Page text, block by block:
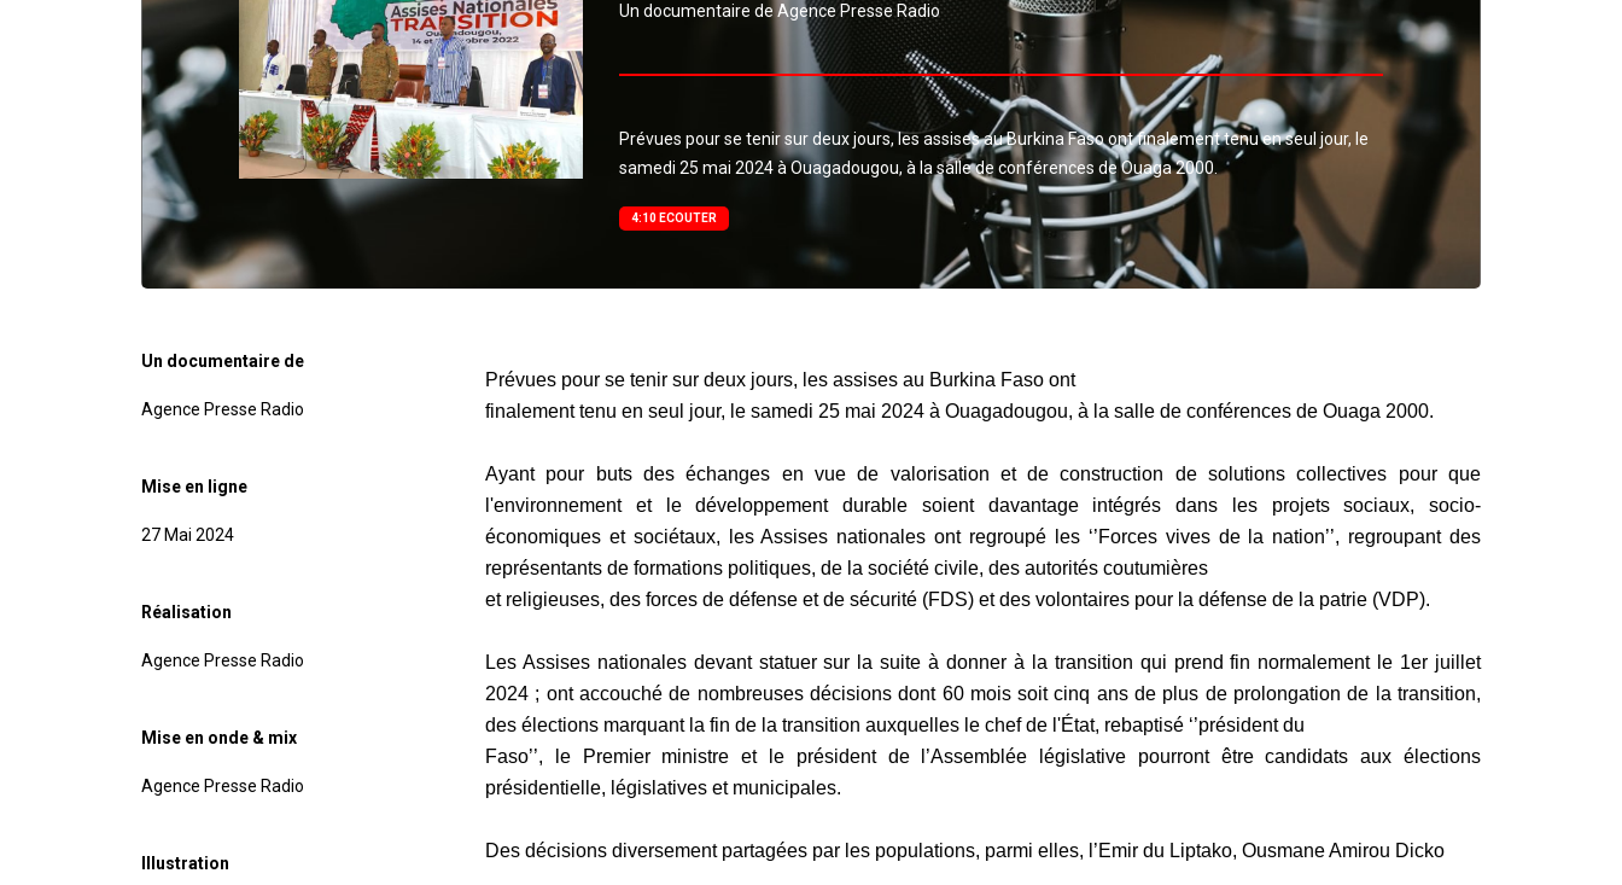
Un documentaire de Agence Presse Radio
Prévues pour se tenir sur deux jours, les assises au Burkina Faso ont finalement tenu en seul jour, le
samedi 25 mai 2024 à Ouagadougou, à la salle de conférences de Ouaga 2000.
4:10 ECOUTER
Un documentaire de
Agence Presse Radio
Mise en ligne
27 Mai 2024
Réalisation
Agence Presse Radio
Mise en onde & mix
Agence Presse Radio
Illustration
Prévues pour se tenir sur deux jours, les assises au Burkina Faso ont
finalement tenu en seul jour, le samedi 25 mai 2024 à Ouagadougou, à la salle de conférences de Ouaga 2000.
Ayant pour buts des échanges en vue de valorisation et de construction
de solutions collectives pour que
l'environnement et le développement
durable soient davantage intégrés dans les projets sociaux,
socio-
économiques et sociétaux, les Assises nationales ont regroupé
les ‘’Forces vives de la nation’’, regroupant des
représentants de formations politiques, de la société civile, des autorités coutumières
et religieuses, des forces de défense et de sécurité (FDS) et des volontaires pour la défense de la patrie (VDP).
Les Assises nationales devant statuer sur la suite à donner à la transition qui prend fin normalement le 1er juillet
2024 ; ont accouché de nombreuses décisions dont 60 mois soit cinq ans de plus de prolongation de la transition,
des élections marquant la fin de la transition auxquelles le chef de l'État, rebaptisé ‘’président du
Faso’’, le Premier ministre et le président de l’Assemblée législative
pourront être candidats aux élections
présidentielle, législatives et municipales.
Des décisions diversement partagées par les populations, parmi elles, l’Emir du Liptako, Ousmane Amirou Dicko